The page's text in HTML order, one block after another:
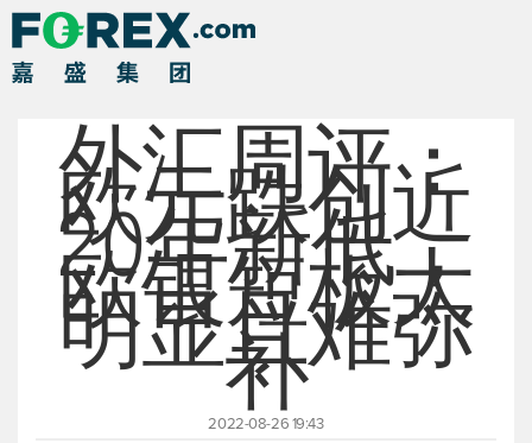
外汇周评：
欧元跌创近
20年新低，
欧银短板太
明显且难弥
补
2022-08-26 19:43